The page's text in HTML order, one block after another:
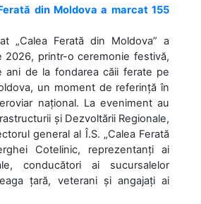
din Moldova a marcat 155
„Calea Ferată din Moldova” a
2026, printr-o ceremonie festivă,
ani de la fondarea căii ferate pe
un moment de referință în
național. La eveniment au
și Dezvoltării Regionale,
general al Î.S. „Calea Ferată
Cotelinic, reprezentanți ai
conducători ai sucursalelor
țară, veterani și angajați ai